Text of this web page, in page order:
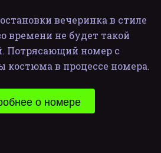
вечеринка в стиле
времени не будет такой
Потрясающий номер с
костюма в процессе номера.
о номере